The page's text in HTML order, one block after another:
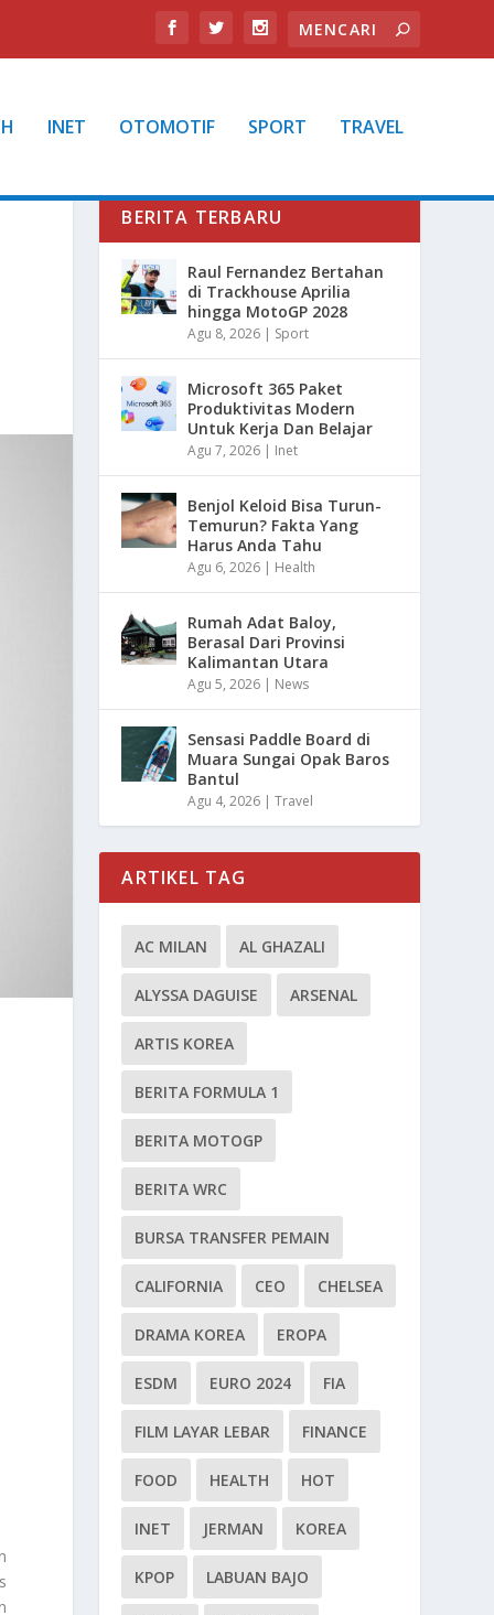
INET OTOMOTIF SPORT TRAVEL
BERITA TERBARU
Raul Fernandez Bertahan
di Trackhouse Aprilia
hingga MotoGP 2028
Agu 8, 2026 | Sport
Microsoft 365 Paket
Produktivitas Modern
Untuk Kerja Dan Belajar
Agu 7, 2026 | Inet
Benjol Keloid Bisa Turun-
Temurun? Fakta Yang
Harus Anda Tahu
Agu 6, 2026 | Health
Rumah Adat Baloy,
Berasal Dari Provinsi
Kalimantan Utara
Agu 5, 2026 | News
Sensasi Paddle Board di
Muara Sungai Opak Baros
Bantul
Agu 4, 2026 |Travel
ARTIKEL TAG
AC MILAN AL GHAZALI
ALYSSA DAGUISE ARSENAL
ARTIS KOREA
BERITA FORMULA 1
BERITA MOTOGP
BERITA WRC
BURSA TRANSFER PEMAIN
CALIFORNIA CEO CHELSEA
DRAMA KOREA EROPA
ESDM EURO 2024 FIA
FILM LAYAR LEBAR FINANCE
FOOD HEALTH HOT
INET JERMAN KOREA
KPOP LABUAN BAJO